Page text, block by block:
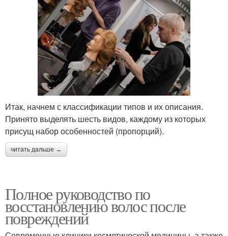
Итак, начнем с классификации типов и их описания.
Принято выделять шесть видов, каждому из которых
присущ набор особенностей (пропорций).
читать дальше →
Полное руководство по
восстановлению волос после
повреждений